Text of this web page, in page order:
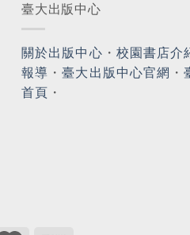
臺大出版中心
關於出版中心 ・ 校園書店介
報導 ・臺大出版中心官網 ・
首頁 ・